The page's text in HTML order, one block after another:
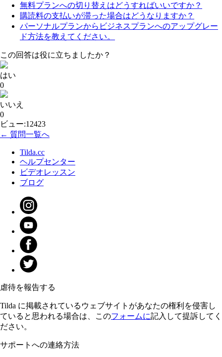
無料プランへの切り替えはどうすればいいですか？
購読料の支払いが滞った場合はどうなりますか？
パーソナルプランからビジネスプランへのアップグレー
ド方法を教えてください。
この回答は役に立ちましたか？
はい
0
いいえ
0
ビュー:12423
← 質問一覧へ
Tilda.cc
ヘルプセンター
ビデオレッスン
ブログ
虐待を報告する
Tilda に掲載されているウェブサイトがあなたの権利を侵害し
ていると思われる場合は、このフォームに記入して提訴してく
ださい。
サポートへの連絡方法